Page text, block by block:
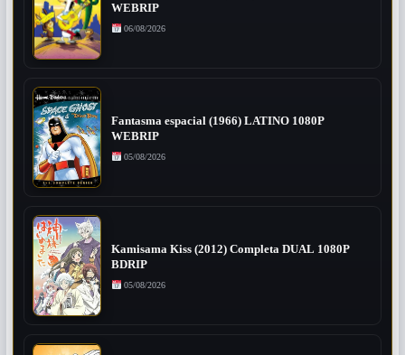
WEBRIP
06/08/2026
Fantasma espacial (1966) LATINO 1080P
WEBRIP
05/08/2026
Kamisama Kiss (2012) Completa DUAL 1080P
BDRIP
05/08/2026